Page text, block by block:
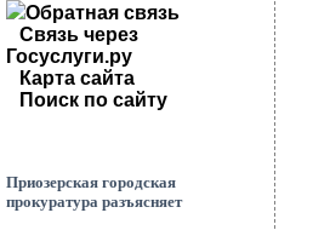
Обратная связь
Связь через
Госуслуги.ру
Карта сайта
Поиск по сайту
Приозерская городская
прокуратура разъясняет